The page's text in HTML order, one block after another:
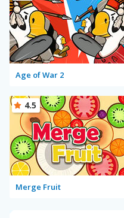
Age of War 2
Merge Fruit
4.5